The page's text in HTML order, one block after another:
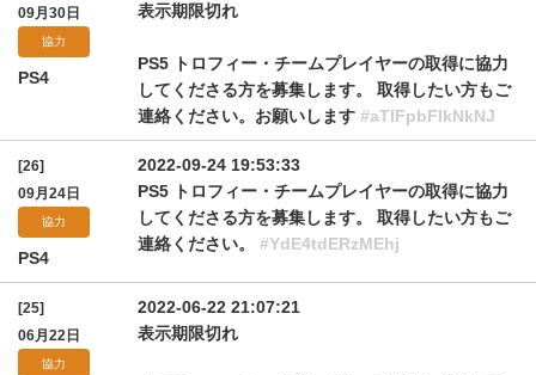
09月30日
協力
PS4
表示期限切れ
PS5 トロフィー・チームプレイヤーの取得に協力
してくださる方を募集します。 取得したい方もご
連絡ください。お願いします #aTlFpbFlkNkNJ
[26]
09月24日
協力
PS4
2022-09-24 19:53:33
PS5 トロフィー・チームプレイヤーの取得に協力
してくださる方を募集します。 取得したい方もご
連絡ください。 #YdE4tdERzMEhj
[25]
06月22日
協力
2022-06-22 21:07:21
表示期限切れ